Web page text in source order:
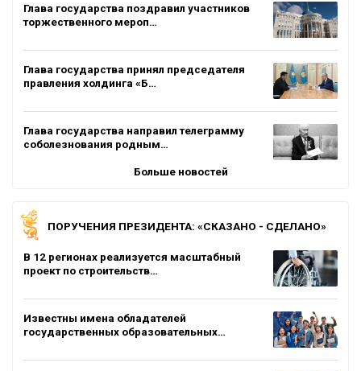
Глава государства поздравил участников
торжественного мероп…
Глава государства принял председателя
правления холдинга «Б…
Глава государства направил телеграмму
соболезнования родным…
Больше новостей
ПОРУЧЕНИЯ ПРЕЗИДЕНТА: «СКАЗАНО - СДЕЛАНО»
В 12 регионах реализуется масштабный
проект по строительств…
Известны имена обладателей
государственных образовательных…